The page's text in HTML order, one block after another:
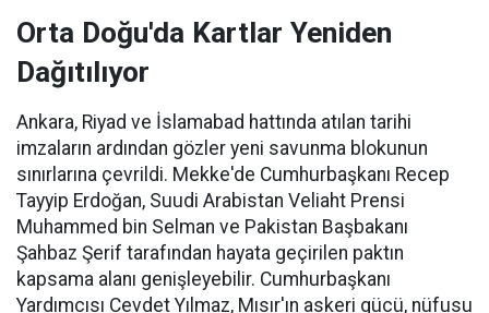
Orta Doğu'da Kartlar Yeniden
Dağıtılıyor
Ankara, Riyad ve İslamabad hattında atılan tarihi
imzaların ardından gözler yeni savunma blokunun
sınırlarına çevrildi. Mekke'de Cumhurbaşkanı Recep
Tayyip Erdoğan, Suudi Arabistan Veliaht Prensi
Muhammed bin Selman ve Pakistan Başbakanı
Şahbaz Şerif tarafından hayata geçirilen paktın
kapsama alanı genişleyebilir. Cumhurbaşkanı
Yardımcısı Cevdet Yılmaz, Mısır'ın askeri gücü, nüfusu